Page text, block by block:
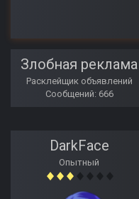
Злобная реклама
Расклейщик объявлений
Сообщений: 666
DarkFace
Опытный